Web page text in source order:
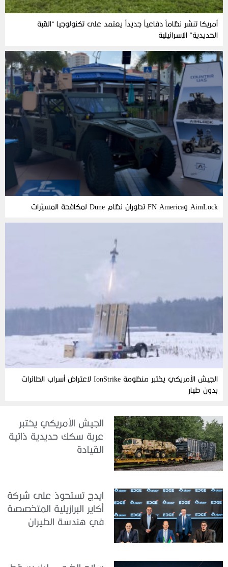
أمريكا تنشر نظاماً دفاعياً جديداً يعتمد على تكنولوجيا “القبة
الحديدية” الإسرائيلية
AimLock وFN America تطوران نظام Dune لمكافحة المسيّرات
الجيش الأمريكي يختبر منظومة IonStrike لاعتراض أسراب الطائرات
بدون طيار
الجيش الأمريكي يختبر
عربة سكك حديدية ذاتية
القيادة
ايدج تستحوذ على شركة
أكاير البرازيلية المتخصصة
في هندسة الطيران